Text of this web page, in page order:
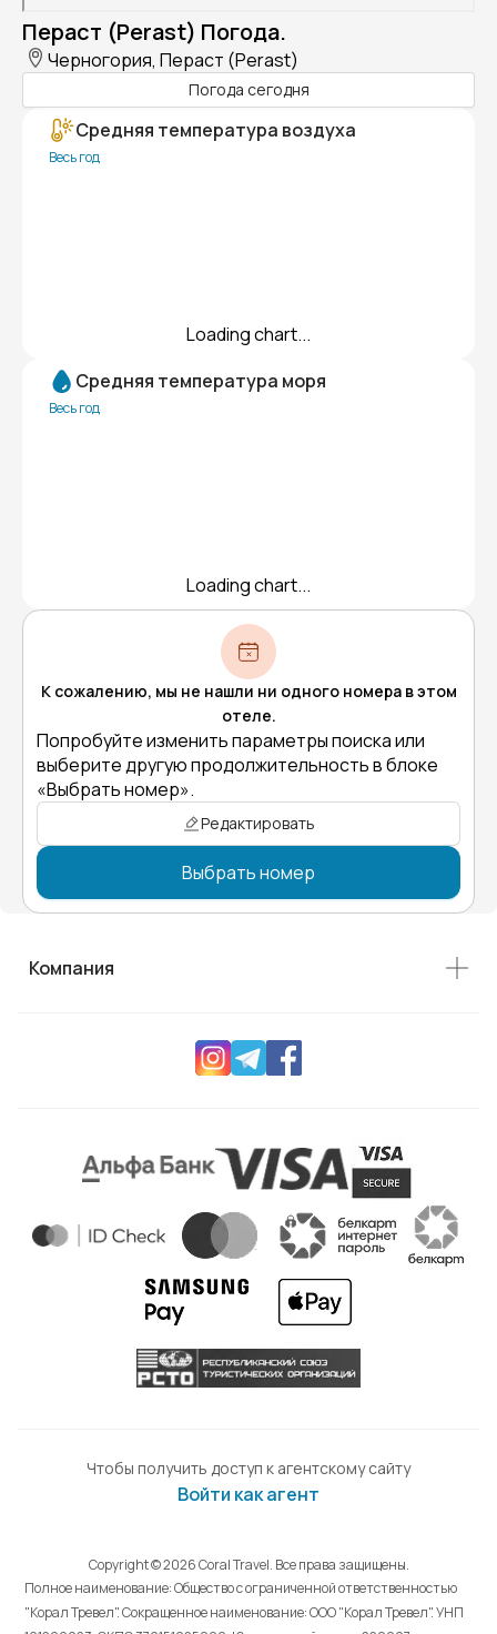
Пераст (Perast) Погода.
Черногория, Пераст (Perast)
Погода сегодня
Средняя температура воздуха
Весь год
Loading chart...
Средняя температура моря
Весь год
Loading chart...
К сожалению, мы не нашли ни одного номера в этом
отеле.
Попробуйте изменить параметры поиска или
выберите другую продолжительность в блоке
«Выбрать номер».
Редактировать
Выбрать номер
Компания
Чтобы получить доступ к агентскому сайту
Войти как агент
Copyright © 2026 Coral Travel. Все права защищены.
Полное наименование: Общество с ограниченной ответственностью
"Корал Тревел". Сокращенное наименование: ООО "Корал Тревел". УНП